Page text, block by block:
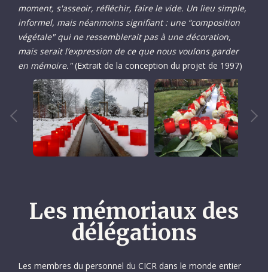
moment, s'asseoir, réfléchir, faire le vide. Un lieu simple,
informel, mais néanmoins signifiant : une “composition
végétale" qui ne ressemblerait pas à une décoration,
mais serait l’expression de ce que nous voulons garder
en mémoire."(Extrait de la conception du projet de 1997)
Les mémoriaux des
délégations
Les membres du personnel du CICR dans le monde entier